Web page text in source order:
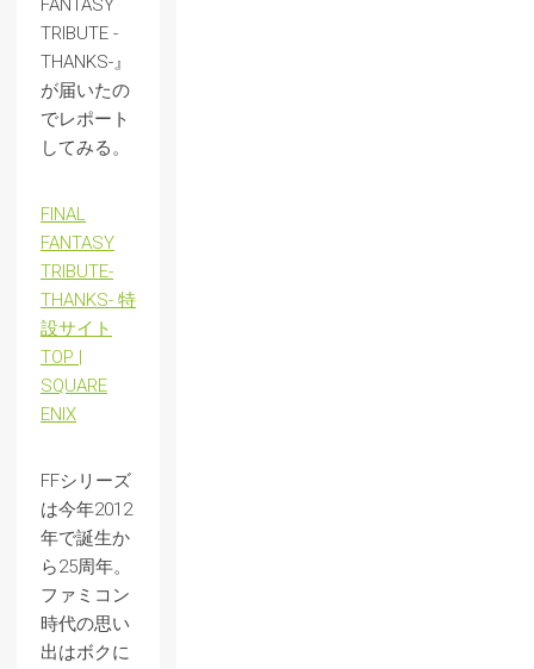
FANTASY
TRIBUTE -
THANKS-』
が届いたの
でレポート
してみる。
FINAL
FANTASY
TRIBUTE-
THANKS- 特
設サイト
TOP |
SQUARE
ENIX
FFシリーズ
は今年2012
年で誕生か
ら25周年。
ファミコン
時代の思い
出はボクに